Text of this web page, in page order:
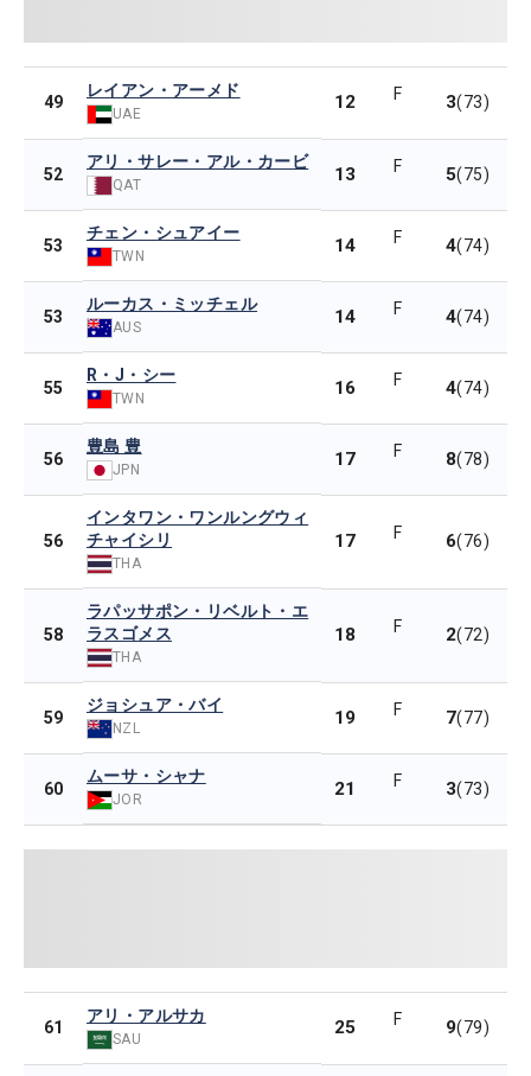
49
レイアン・アーメド
UAE
12 F 3(73)
52
アリ・サレー・アル・カービ
QAT 13 F 5(75)
53
チェン・シュアイー
TWN 14 F 4(74)
53
ルーカス・ミッチェル
AUS 14 F 4(74)
55
R・J・シー
TWN 16 F 4(74)
56
豊島 豊
JPN 17 F 8(78)
56
インタワン・ワンルングウィ
チャイシリ
THA
17 F 6(76)
58
ラパッサポン・リベルト・エ
ラスゴメス
THA
18 F 2(72)
59
ジョシュア・バイ
NZL 19 F 7(77)
60
ムーサ・シャナ
JOR 21 F 3(73)
61
アリ・アルサカ
SAU
25 F 9(79)